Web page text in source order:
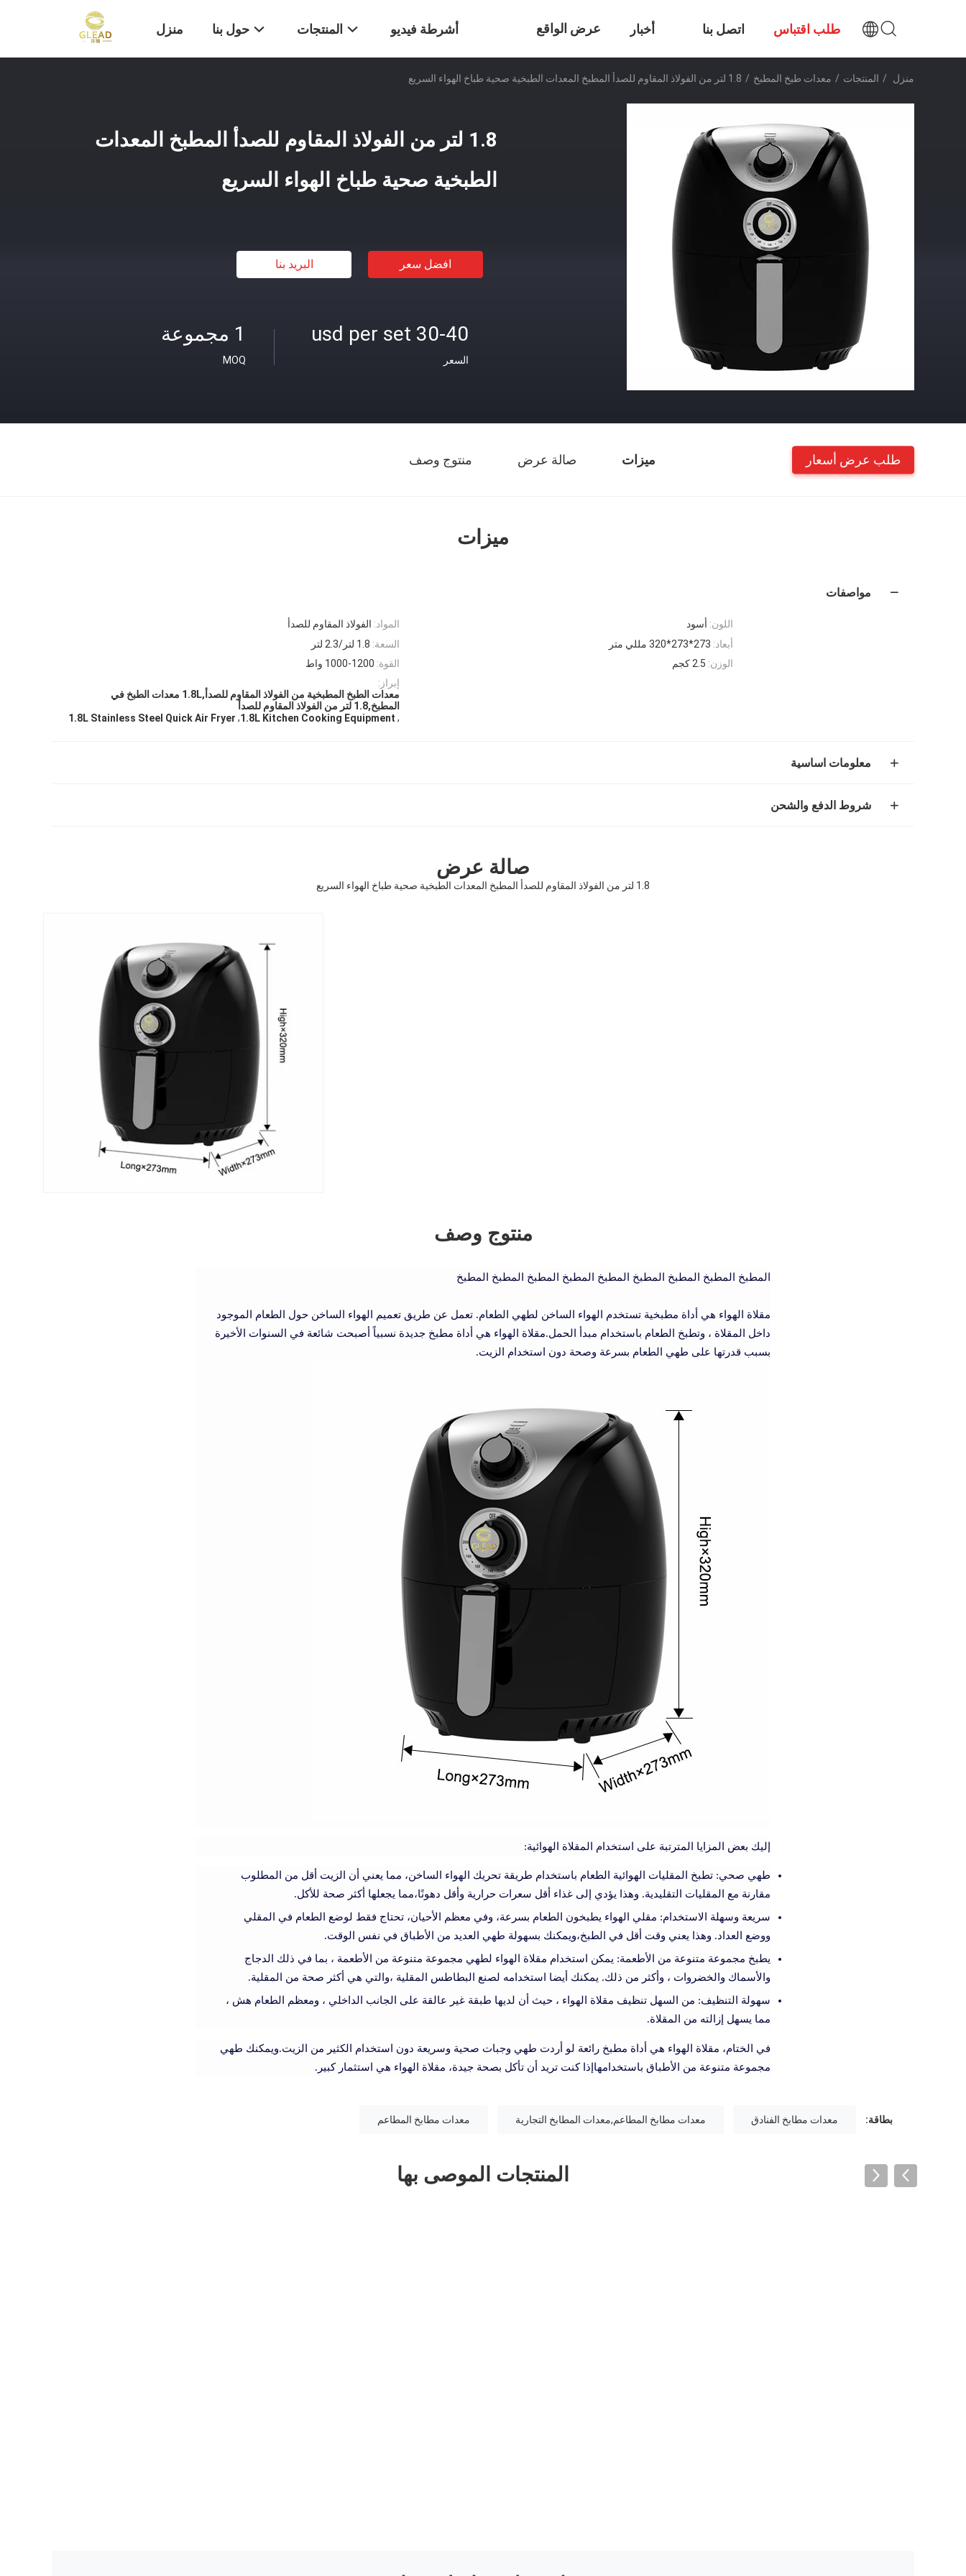
منزل حول بنا المنتجات أشرطة فيديو عرض الواقع
الافتراضي
أخبار اتصل بنا طلب اقتباس
منزل / المنتجات / معدات طبخ المطبخ / 1.8 لتر من الفولاذ المقاوم للصدأ المطبخ المعدات الطبخية صحية طباخ الهواء السريع
1.8 لتر من الفولاذ المقاوم للصدأ المطبخ المعدات
الطبخية صحية طباخ الهواء السريع
افضل سعر البريد بنا
1 مجموعة
MOQ
30-40 usd per set
السعر
ميزات صالة عرض منتوج وصف طلب عرض أسعار
ميزات
مواصفات
المواد: الفولاذ المقاوم للصدأ اللون: أسود
السعة: 1.8 لتر/2.3 لتر أبعاد: 273*273*320 مللي متر
القوة: 1000-1200 واط الوزن: 2.5 كجم
إبراز:
معدات الطبخ المطبخية من الفولاذ المقاوم للصدأ,1.8L معدات الطبخ في
المطبخ,1.8 لتر من الفولاذ المقاوم للصدأ
,
1.8L Kitchen Cooking Equipment
,
1.8L Stainless Steel Quick Air Fryer
معلومات اساسية
شروط الدفع والشحن
صالة عرض
1.8 لتر من الفولاذ المقاوم للصدأ المطبخ المعدات الطبخية صحية طباخ الهواء السريع
منتوج وصف
المطبخ المطبخ المطبخ المطبخ المطبخ المطبخ المطبخ المطبخ المطبخ
مقلاة الهواء هي أداة مطبخية تستخدم الهواء الساخن لطهي الطعام. تعمل عن طريق تعميم الهواء الساخن حول الطعام الموجود
داخل المقلاة ، وتطبخ الطعام باستخدام مبدأ الحمل.مقلاة الهواء هي أداة مطبخ جديدة نسبياً أصبحت شائعة في السنوات الأخيرة
بسبب قدرتها على طهي الطعام بسرعة وصحة دون استخدام الزيت.
إليك بعض المزايا المترتبة على استخدام المقلاة الهوائية:
طهي صحي: تطبخ المقليات الهوائية الطعام باستخدام طريقة تحريك الهواء الساخن، مما يعني أن الزيت أقل من المطلوب
مقارنة مع المقليات التقليدية. وهذا يؤدي إلى غذاء أقل سعرات حرارية وأقل دهونًا،مما يجعلها أكثر صحة للأكل.
سريعة وسهلة الاستخدام: مقلي الهواء يطبخون الطعام بسرعة، وفي معظم الأحيان، تحتاج فقط لوضع الطعام في المقلي
ووضع العداد. وهذا يعني وقت أقل في الطبخ،ويمكنك بسهولة طهي العديد من الأطباق في نفس الوقت.
يطبخ مجموعة متنوعة من الأطعمة: يمكن استخدام مقلاة الهواء لطهي مجموعة متنوعة من الأطعمة ، بما في ذلك الدجاج
والأسماك والخضروات ، وأكثر من ذلك. يمكنك أيضا استخدامه لصنع البطاطس المقلية ،والتي هي أكثر صحة من المقلية.
سهولة التنظيف: من السهل تنظيف مقلاة الهواء ، حيث أن لديها طبقة غير عالقة على الجانب الداخلي ، ومعظم الطعام هش ،
مما يسهل إزالته من المقلاة.
في الختام، مقلاة الهواء هي أداة مطبخ رائعة لو أردت طهي وجبات صحية وسريعة دون استخدام الكثير من الزيت.ويمكنك طهي
مجموعة متنوعة من الأطباق باستخدامهاإذا كنت تريد أن تأكل بصحة جيدة، مقلاة الهواء هي استثمار كبير.
بطاقة: معدات مطابخ الفنادق معدات مطابخ المطاعم,معدات المطابخ التجارية معدات مطابخ المطاعم
المنتجات الموصى بها